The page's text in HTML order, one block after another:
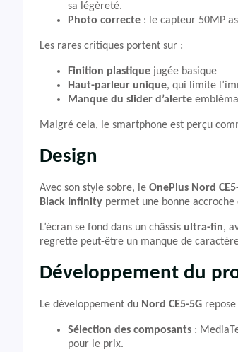
sa légèreté.
Photo correcte : le capteur 50MP
Les rares critiques portent sur :
Finition plastique jugée basique
Haut-parleur unique, qui limite
Manque du slider d’alerte
Malgré cela, le smartphone est perçu
Design
Avec son style sobre, le OnePlus Nord
Black Infinity permet une bonne
L’écran se fond dans un châssis ultra-fin,
regrette peut-être un manque de
Développement du
Le développement du Nord CE5-5G
Sélection des composants :
pour le prix.